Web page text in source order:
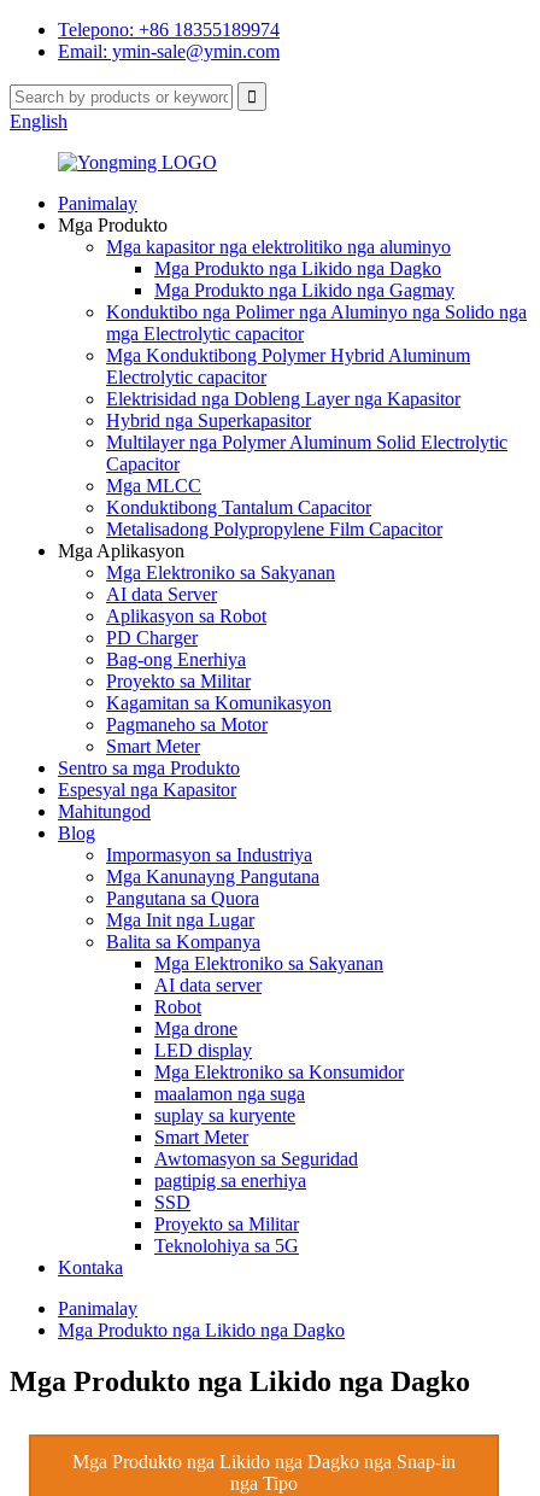
Telepono: +86 18355189974
Email: ymin-sale@ymin.com
English
Panimalay
Mga Produkto
Mga kapasitor nga elektrolitiko nga aluminyo
Mga Produkto nga Likido nga Dagko
Mga Produkto nga Likido nga Gagmay
Konduktibo nga Polimer nga Aluminyo nga Solido nga
mga Electrolytic capacitor
Mga Konduktibong Polymer Hybrid Aluminum
Electrolytic capacitor
Elektrisidad nga Dobleng Layer nga Kapasitor
Hybrid nga Superkapasitor
Multilayer nga Polymer Aluminum Solid Electrolytic
Capacitor
Mga MLCC
Konduktibong Tantalum Capacitor
Metalisadong Polypropylene Film Capacitor
Mga Aplikasyon
Mga Elektroniko sa Sakyanan
AI data Server
Aplikasyon sa Robot
PD Charger
Bag-ong Enerhiya
Proyekto sa Militar
Kagamitan sa Komunikasyon
Pagmaneho sa Motor
Smart Meter
Sentro sa mga Produkto
Espesyal nga Kapasitor
Mahitungod
Blog
Impormasyon sa Industriya
Mga Kanunayng Pangutana
Pangutana sa Quora
Mga Init nga Lugar
Balita sa Kompanya
Mga Elektroniko sa Sakyanan
AI data server
Robot
Mga drone
LED display
Mga Elektroniko sa Konsumidor
maalamon nga suga
suplay sa kuryente
Smart Meter
Awtomasyon sa Seguridad
pagtipig sa enerhiya
SSD
Proyekto sa Militar
Teknolohiya sa 5G
Kontaka
Panimalay
Mga Produkto nga Likido nga Dagko
Mga Produkto nga Likido nga Dagko
Mga Produkto nga Likido nga Dagko nga Snap-in
nga Tipo